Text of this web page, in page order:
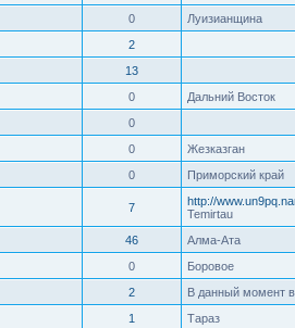
0 Луизианщина
2
13
0 Дальний Восток
0
0 Жезказган
0 Приморский край
7
http://
Temirtau
46 Алма-Ата
0 Боровое
2 В данный момент
1 Тараз